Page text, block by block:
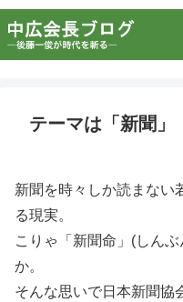
テーマは「新聞」
新聞を時々しか読まない
る現実。
こりゃ「新聞命」(しん
か。
そんな思いで日本新聞協